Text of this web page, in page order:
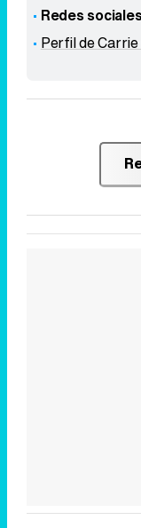
Redes
Perfil de